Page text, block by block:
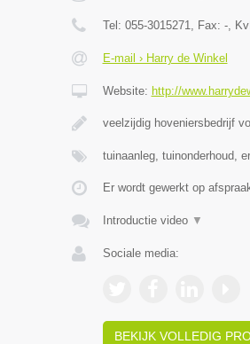
Tel: 055-3015271, Fax: -,
E-mail › Harry de Winkel
Website: http://
veelzijdig hoveniersbedrijf
tuinaanleg, tuinonderhoud,
Er wordt gewerkt op
Introductie video ▼
Sociale media:
BEKIJK VOLLEDIG